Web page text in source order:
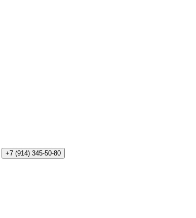
+7 (914) 345-50-80